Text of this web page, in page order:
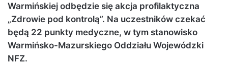
Warmińskiej odbędzie się akcja profilaktyczna
„Zdrowie pod kontrolą”. Na uczestników czekać
będą 22 punkty medyczne, w tym stanowisko
Warmińsko-Mazurskiego Oddziału Wojewódzki
NFZ.